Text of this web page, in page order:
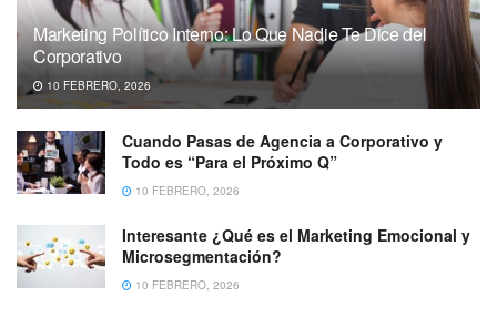
Marketing Político Interno: Lo Que Nadie Te Dice del
Corporativo
10 FEBRERO, 2026
Cuando Pasas de Agencia a Corporativo y
Todo es “Para el Próximo Q”
10 FEBRERO, 2026
Interesante ¿Qué es el Marketing Emocional y
Microsegmentación?
10 FEBRERO, 2026